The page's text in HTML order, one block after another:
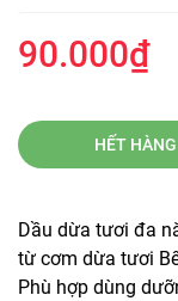
90.000₫
HẾT HÀNG
Dầu dừa tươi đa
từ cơm dừa tươi
Phù hợp dùng